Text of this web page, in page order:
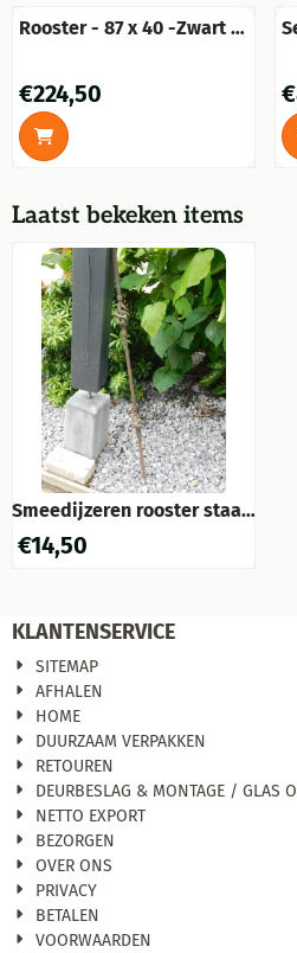
Rooster - 87 x 40 -Zwart -
Prijs: 224,50
€224,50
Laatst bekeken items
Smeedijzeren rooster staaf,
ui, 161
€14,50
KLANTENSERVICE
SITEMAP
AFHALEN
HOME
DUURZAAM VERPAKKEN
RETOUREN
DEURBESLAG & MONTAGE / GLAS
NETTO EXPORT
BEZORGEN
OVER ONS
PRIVACY
BETALEN
VOORWAARDEN